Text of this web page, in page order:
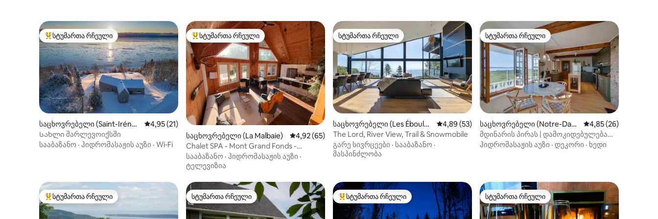
სტუმართა რჩეული მოწინავე ვარიანტი
სტუმართა რჩეული
საცხოვრებელი (Saint-Iréné
e)
საშუალო შეფასებაა 5‑დან 4,95, 21 მიმოხილვა
4,95 (21)
Სახლი შარლევოიქსში
სააბაზანო · ჰიდრომასაჟის აუზი · Wi‑Fi
სტუმართა რჩეული მოწინავე ვარიანტი
სტუმართა რჩეული
საცხოვრებელი (La Malbaie) საშუალო შეფასებაა 5‑დან 4,92, 65 მიმოხილვა
4,92 (65)
Chalet SPA - Mont Grand Fonds -
Charlevoix
სააბაზანო · ჰიდრომასაჟის აუზი ·
ტელევიზია
სტუმართა რჩეული
სტუმართა რჩეული
საცხოვრებელი (Les Éboule
ments)
საშუალო შეფასებაა 5‑დან 4,89, 53 მიმოხილვა
4,89 (53)
The Lord, River View, Trail & Snowmobile
გარე სივრცეები · სააბაზანო ·
მასპინძლობა
სტუმართა რჩეული
სტუმართა რჩეული
საცხოვრებელი (Notre-Dam
e-du-Portage)
საშუალო შეფასებაა
4,85 (26)
მდინარის პირას | დამოკიდებულება
სანაპირო ზოლზე
ჰიდრომასაჟის აუზი · დეკორი · ხედი
სტუმართა რჩეული მოწინავე ვარიანტი
სტუმართა რჩეული სტუმართა რჩეული
სტუმართა რჩეული სტუმართა რჩეული მოწინავე ვარიანტი
სტუმართა რჩეული სტუმართა რჩეული
სტუმართა რჩეული